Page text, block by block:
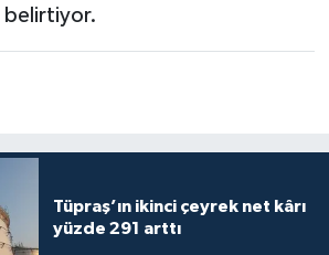
belirtiyor.
Tüpraş’ın ikinci çeyrek net kârı
yüzde 291 arttı